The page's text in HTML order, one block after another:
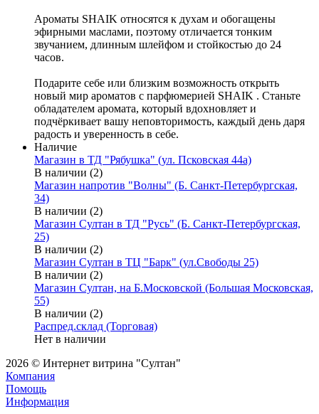
Ароматы SHAIK относятся к духам и обогащены
эфирными маслами, поэтому отличается тонким
звучанием, длинным шлейфом и стойкостью до 24
часов.
Подарите себе или близким возможность открыть
новый мир ароматов с парфюмерией SHAIK . Станьте
обладателем аромата, который вдохновляет и
подчёркивает вашу неповторимость, каждый день даря
радость и уверенность в себе.
Наличие
Магазин в ТД "Рябушка" (ул. Псковская 44а)
В наличии (2)
Магазин напротив "Волны" (Б. Санкт-Петербургская,
34)
В наличии (2)
Магазин Султан в ТД "Русь" (Б. Санкт-Петербургская,
25)
В наличии (2)
Магазин Султан в ТЦ "Барк" (ул.Свободы 25)
В наличии (2)
Магазин Султан, на Б.Московской (Большая Московская,
55)
В наличии (2)
Распред.склад (Торговая)
Нет в наличии
2026 © Интернет витрина "Султан"
Компания
Помощь
Информация